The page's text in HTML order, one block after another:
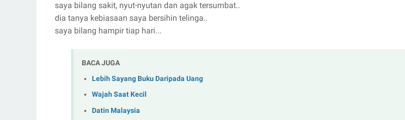
saya bilang sakit, nyut-nyutan dan agak tersumbat..
dia tanya kebiasaan saya bersihin telinga..
saya bilang hampir tiap hari...
BACA JUGA
Lebih Sayang Buku Daripada Uang
Wajah Saat Kecil
Datin Malaysia